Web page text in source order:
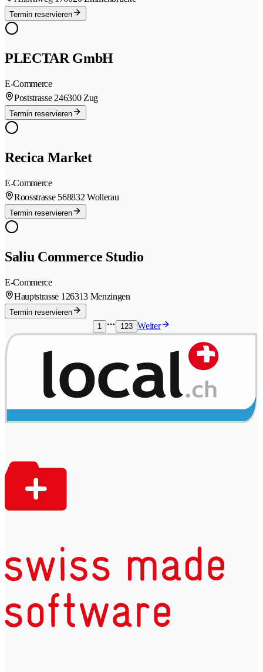
Termin reservieren
PLECTAR GmbH
E-Commerce
Poststrasse 246300 Zug
Termin reservieren
Recica Market
E-Commerce
Roosstrasse 568832 Wollerau
Termin reservieren
Saliu Commerce Studio
E-Commerce
Hauptstrasse 126313 Menzingen
Termin reservieren
1
123 Weiter